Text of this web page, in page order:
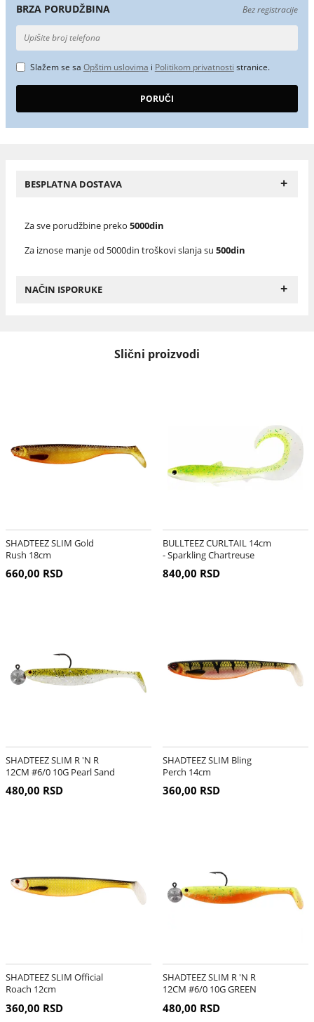
BRZA PORUDŽBINA Bez registracije
Slažem se sa Opštim uslovima i Politikom privatnosti stranice.
BESPLATNA DOSTAVA +
Za sve porudžbine preko 5000din
Za iznose manje od 5000din troškovi slanja su 500din
NAČIN ISPORUKE +
Slični proizvodi
SHADTEEZ SLIM Gold
Rush 18cm
660,00 RSD
BULLTEEZ CURLTAIL 14cm
- Sparkling Chartreuse
840,00 RSD
SHADTEEZ SLIM R 'N R
12CM #6/0 10G Pearl Sand
480,00 RSD
SHADTEEZ SLIM Bling
Perch 14cm
360,00 RSD
SHADTEEZ SLIM Official
Roach 12cm
360,00 RSD
SHADTEEZ SLIM R 'N R
12CM #6/0 10G GREEN
480,00 RSD